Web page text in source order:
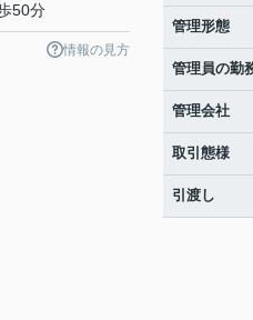
50分
情報の見方
管理形態
管理員の勤
管理会社
取引態様
引渡し